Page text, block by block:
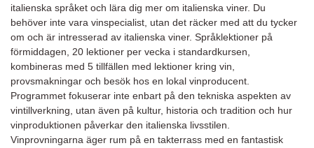
italienska språket och lära dig mer om italienska viner. Du
behöver inte vara vinspecialist, utan det räcker med att du tycker
om och är intresserad av italienska viner. Språklektioner på
förmiddagen, 20 lektioner per vecka i standardkursen,
kombineras med 5 tillfällen med lektioner kring vin,
provsmakningar och besök hos en lokal vinproducent.
Programmet fokuserar inte enbart på den tekniska aspekten av
vintillverkning, utan även på kultur, historia och tradition och hur
vinproduktionen påverkar den italienska livsstilen.
Vinprovningarna äger rum på en takterrass med en fantastisk